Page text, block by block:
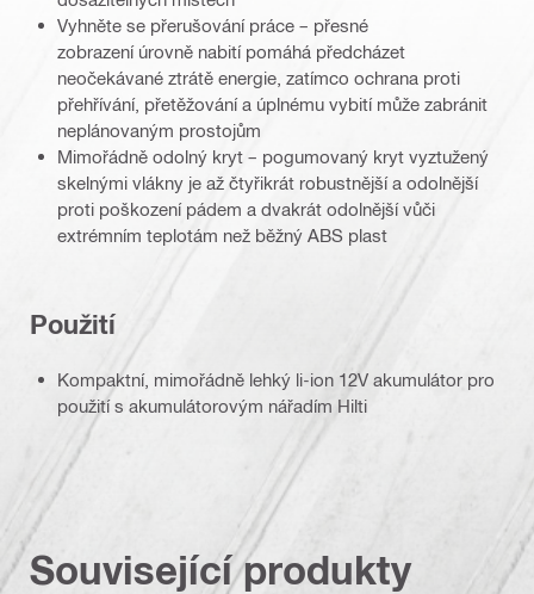
Vyhněte se přerušování práce – přesné
zobrazení úrovně nabití pomáhá předcházet
neočekávané ztrátě energie, zatímco ochrana proti
přehřívání, přetěžování a úplnému vybití může zabránit
neplánovaným prostojům
Mimořádně odolný kryt – pogumovaný kryt vyztužený
skelnými vlákny je až čtyřikrát robustnější a odolnější
proti poškození pádem a dvakrát odolnější vůči
extrémním teplotám než běžný ABS plast
Použití
Kompaktní, mimořádně lehký li-ion 12V akumulátor pro
použití s akumulátorovým nářadím Hilti
Související produkty